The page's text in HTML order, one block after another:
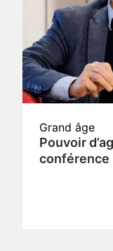
Grand âge
Pouvoir
conférence